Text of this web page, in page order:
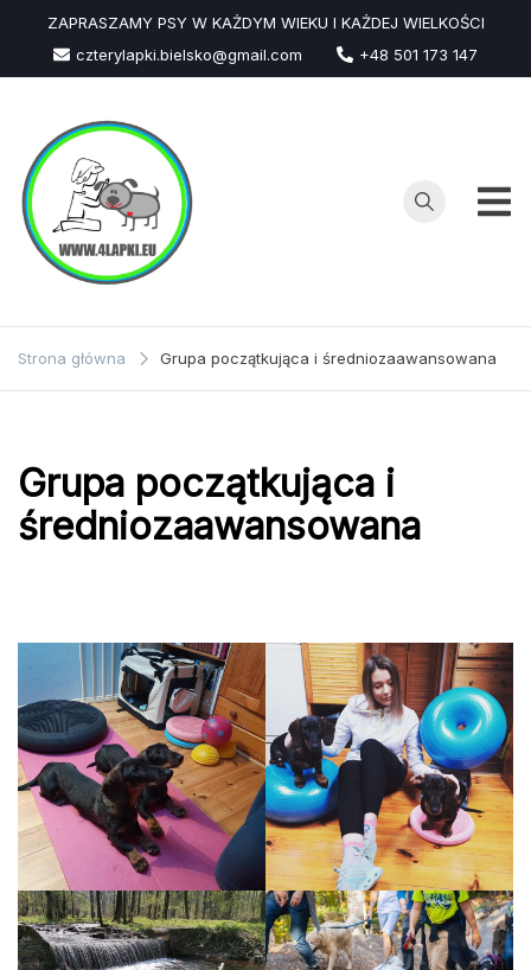
Przejdź
treści
ZAPRASZAMY PSY W KAŻDYM WIEKU I KAŻDEJ WIELKOŚCI
czterylapki.bielsko@gmail.com
+48 501 173 147
Strona główna Grupa początkująca i średniozaawansowana
Grupa początkująca i
średniozaawansowana